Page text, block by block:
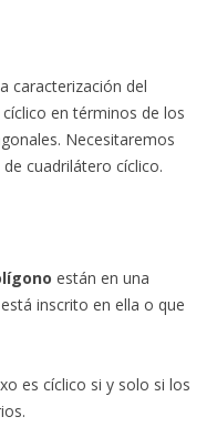
caracterización del
cíclico en términos de los
Necesitaremos
cuadrilátero cíclico.
están en una
inscrito en ella o que
es cíclico si y solo si los